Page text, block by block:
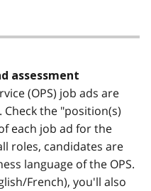
assessment
(OPS) job ads are
the "position(s)
each job ad for the
roles, candidates are
language of the OPS.
French), you'll also